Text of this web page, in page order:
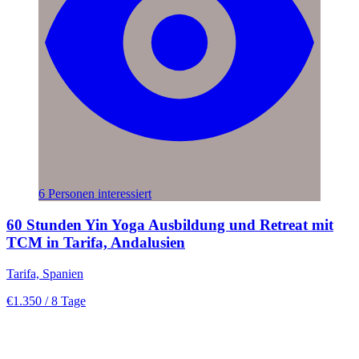
6 Personen interessiert
60 Stunden Yin Yoga Ausbildung und Retreat mit
TCM in Tarifa, Andalusien
Tarifa, Spanien
€1.350 / 8 Tage